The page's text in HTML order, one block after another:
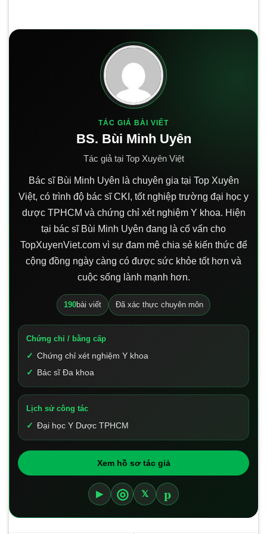
TÁC GIẢ BÀI VIẾT
BS. Bùi Minh Uyên
Tác giả tại Top Xuyên Việt
Bác sĩ Bùi Minh Uyên là chuyên gia tại Top Xuyên
Việt, có trình độ bác sĩ CKI, tốt nghiệp trường đại học y
dược TPHCM và chứng chỉ xét nghiệm Y khoa. Hiện
tại bác sĩ Bùi Minh Uyên đang là cố vấn cho
TopXuyenViet.com vì sự đam mê chia sẻ kiến thức để
cộng đồng ngày càng có được sức khỏe tốt hơn và
cuộc sống lành mạnh hơn.
190bài viết Đã xác thực chuyên môn
Chứng chỉ / bằng cấp
Chứng chỉ xét nghiệm Y khoa
Bác sĩ Đa khoa
Lịch sử công tác
Đại học Y Dược TPHCM
Xem hồ sơ tác giả
▶ ◎ 𝕏 p